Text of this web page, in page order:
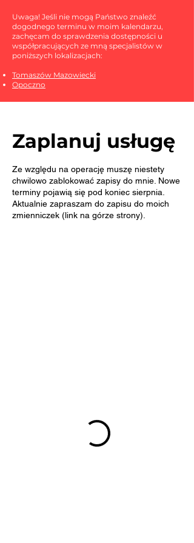
Uwaga! Jeśli nie mogą Państwo znaleźć
dogodnego terminu w moim kalendarzu,
zachęcam do sprawdzenia dostępności u
współpracujących ze mną specjalistów w
poniższych lokalizacjach:
Tomaszów Mazowiecki
Opoczno
Zaplanuj usługę
Ze względu na operację muszę niestety
chwilowo zablokować zapisy do mnie. Nowe
terminy pojawią się pod koniec sierpnia.
Aktualnie zapraszam do zapisu do moich
zmienniczek (link na górze strony).